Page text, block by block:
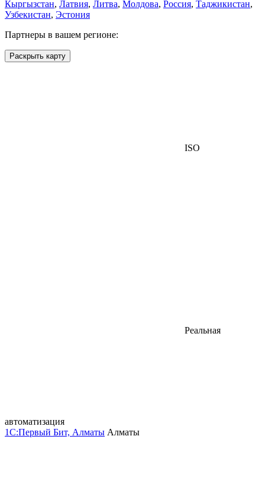
Кыргызстан, Латвия, Литва, Молдова, Россия, Таджикистан,
Узбекистан, Эстония
Партнеры в вашем регионе:
Раскрыть карту
ISO
Реальная
автоматизация
1С:Первый Бит, Алматы Алматы